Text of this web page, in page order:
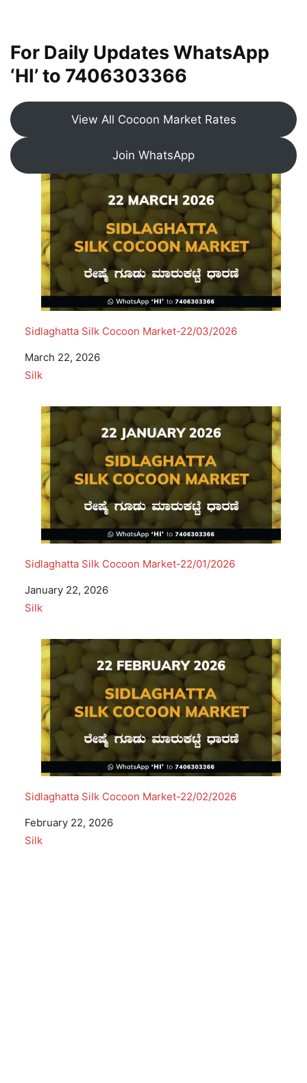
For Daily Updates WhatsApp
‘HI’ to 7406303366
View All Cocoon Market Rates
Join WhatsApp
Sidlaghatta Silk Cocoon Market-22/03/2026
Date
March 22, 2026
In relation to
Silk
Sidlaghatta Silk Cocoon Market-22/01/2026
Date
January 22, 2026
In relation to
Silk
Sidlaghatta Silk Cocoon Market-22/02/2026
Date
February 22, 2026
In relation to
Silk